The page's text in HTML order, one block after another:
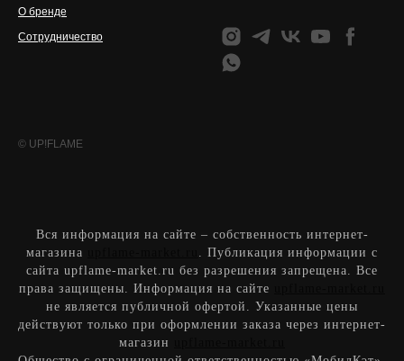
О бренде
Сотрудничество
© UP!FLAME
Вся информация на сайте – собственность интернет-
магазина
. Публикация информации с
сайта upflame-market.ru без разрешения запрещена. Все
права защищены. Информация на сайте
не является публичной офертой. Указанные цены
действуют только при оформлении заказа через интернет-
магазин